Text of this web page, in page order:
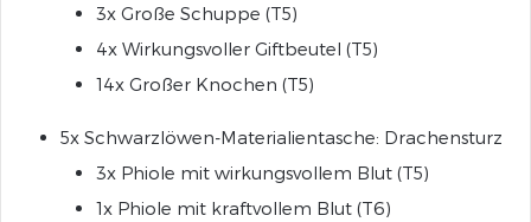
3x Große Schuppe (T5)
4x Wirkungsvoller Giftbeutel (T5)
14x Großer Knochen (T5)
5x Schwarzlöwen-Materialientasche: Drachensturz
3x Phiole mit wirkungsvollem Blut (T5)
1x Phiole mit kraftvollem Blut (T6)